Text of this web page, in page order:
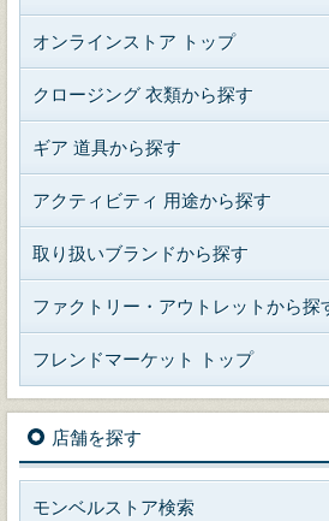
オンラインストア トップ
クロージング 衣類から探す
ギア 道具から探す
アクティビティ 用途から探す
取り扱いブランドから探す
ファクトリー・アウトレットから探
フレンドマーケット トップ
店舗を探す
モンベルストア検索